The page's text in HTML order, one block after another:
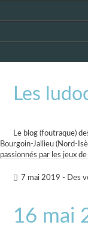
Les
Le blog (foutraque)
Bourgoin-Jallieu (Nord-
passionnés par les jeux
7 mai 2019 - Des
16 mai